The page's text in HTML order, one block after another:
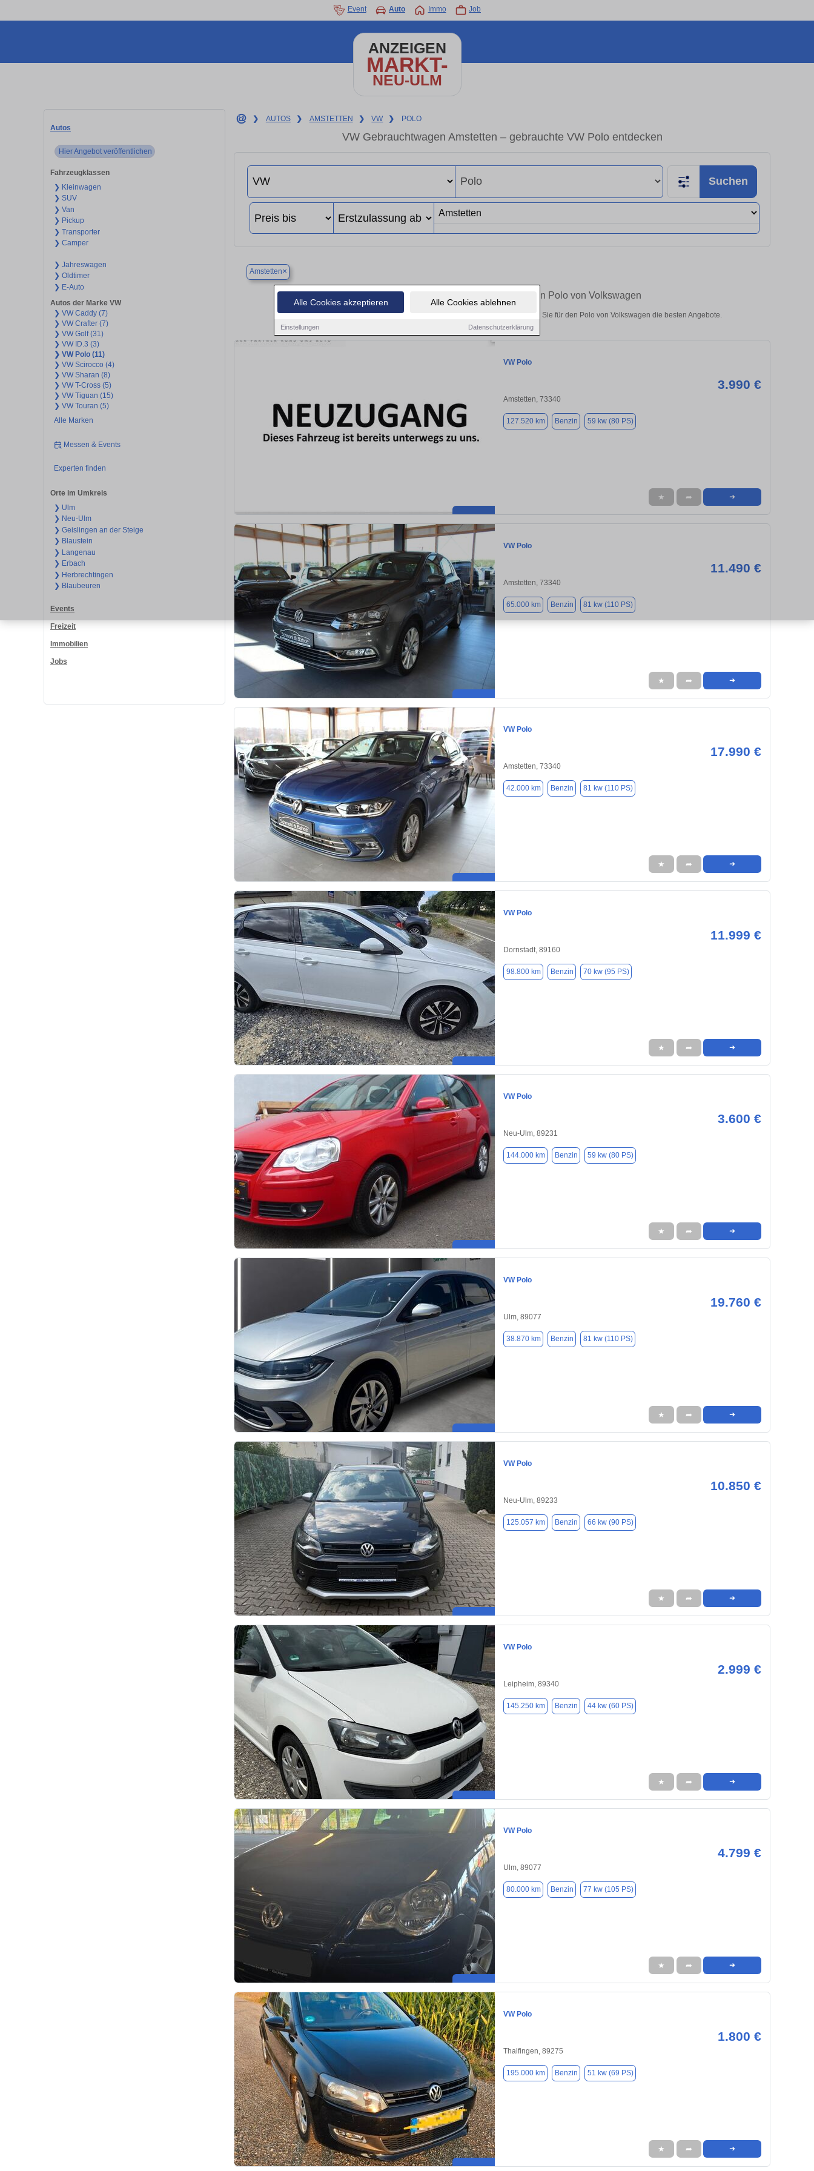
Alle Cookies akzeptieren Alle Cookies ablehnen
Einstellungen Datenschutzerklärung
Event Auto Immo Job
ANZEIGEN
MARKT-
NEU-ULM
Autos
Hier Angebot veröffentlichen
Fahrzeugklassen
❯ Kleinwagen
❯ SUV
❯ Van
❯ Pickup
❯ Transporter
❯ Camper
❯ Jahreswagen
❯ Oldtimer
❯ E-Auto
Autos der Marke VW
❯ VW Caddy (7)
❯ VW Crafter (7)
❯ VW Golf (31)
❯ VW ID.3 (3)
❯ VW Polo (11)
❯ VW Scirocco (4)
❯ VW Sharan (8)
❯ VW T-Cross (5)
❯ VW Tiguan (15)
❯ VW Touran (5)
Alle Marken
Messen & Events
Experten finden
Orte im Umkreis
❯ Ulm
❯ Neu-Ulm
❯ Geislingen an der Steige
❯ Blaustein
❯ Langenau
❯ Erbach
❯ Herbrechtingen
❯ Blaubeuren
Events
Freizeit
Immobilien
Jobs
❯ AUTOS ❯ AMSTETTEN ❯ VW ❯ POLO
VW Gebrauchtwagen Amstetten – gebrauchte VW Polo entdecken
Suchen
Amstetten×
Finden Sie in Amstetten Ihren gebrauchten Polo von Volkswagen
Entdecken Sie in Amstetten gebrauchte VW Polo Gebrauchtwagen. Hier finden Sie für den Polo von Volkswagen die besten Angebote.
VW Polo
3.990 €
Amstetten, 73340
127.520 km Benzin 59 kw (80 PS)
★ ➦ ➜
VW Polo
11.490 €
Amstetten, 73340
65.000 km Benzin 81 kw (110 PS)
★ ➦ ➜
VW Polo
17.990 €
Amstetten, 73340
42.000 km Benzin 81 kw (110 PS)
★ ➦ ➜
VW Polo
11.999 €
Dornstadt, 89160
98.800 km Benzin 70 kw (95 PS)
★ ➦ ➜
VW Polo
3.600 €
Neu-Ulm, 89231
144.000 km Benzin 59 kw (80 PS)
★ ➦ ➜
VW Polo
19.760 €
Ulm, 89077
38.870 km Benzin 81 kw (110 PS)
★ ➦ ➜
VW Polo
10.850 €
Neu-Ulm, 89233
125.057 km Benzin 66 kw (90 PS)
★ ➦ ➜
VW Polo
2.999 €
Leipheim, 89340
145.250 km Benzin 44 kw (60 PS)
★ ➦ ➜
VW Polo
4.799 €
Ulm, 89077
80.000 km Benzin 77 kw (105 PS)
★ ➦ ➜
VW Polo
1.800 €
Thalfingen, 89275
195.000 km Benzin 51 kw (69 PS)
★ ➦ ➜